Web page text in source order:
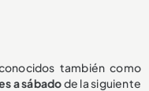
también como
a sábadode la siguiente